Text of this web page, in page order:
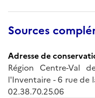
Sources
Adresse de
Région Centre-Val
l'Inventaire - 6 rue de
02.38.70.25.06